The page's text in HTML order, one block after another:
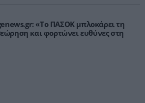
«Το ΠΑΣΟΚ μπλοκάρει τη
και φορτώνει ευθύνες στη